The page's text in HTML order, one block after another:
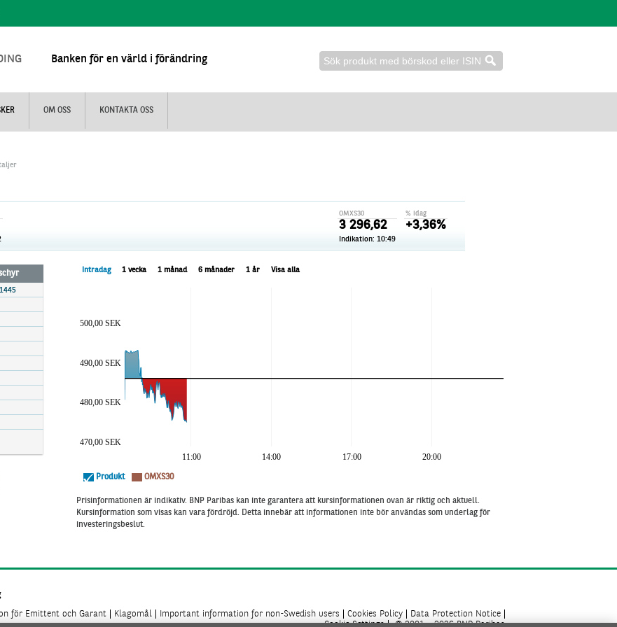
Banken för en värld i förändring
OM OSS KONTAKTA OSS
% idag
+3,36%
OMXS30
3 296,62
Indikation: 10:49
Intradag 1 vecka 1 månad 6 månader 1 år Visa alla
470,00 SEK
480,00 SEK
490,00 SEK
500,00 SEK
14:00 20:00
11:00 17:00
Produkt OMXS30
Prisinformationen är indikativ. BNP Paribas kan inte garantera att kursinformationen ovan är riktig och aktuell.
Kursinformation som visas kan vara fördröjd. Detta innebär att informationen inte bör användas som underlag för
investeringsbeslut.
för Emittent och Garant Klagomål Important information for non-Swedish users Cookies Policy
Data Protection Notice
Cookie Settings
© 2001 - 2026 BNP Paribas